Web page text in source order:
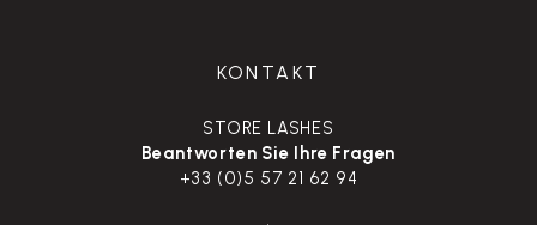
KONTAKT
STORE LASHES
Beantworten Sie Ihre Fragen
+33 (0)5 57 21 62 94